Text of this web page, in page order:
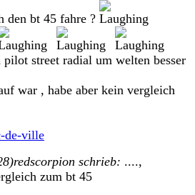
den bt 45 fahre ?
street radial um welten besser
war , habe aber kein vergleich
de-ville
redscorpion schrieb: ....,
zum bt 45